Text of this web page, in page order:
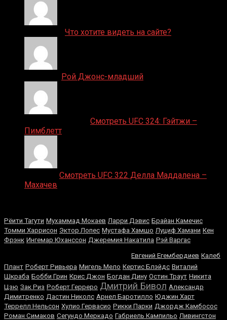
Что хотите видеть на сайте?
Рой Джонс-младший
Смотреть UFC 324: Гэйтжи –
Пимблетт
Смотреть UFC 322 Делла Маддалена –
Махачев
Рёити Тагути Мухаммад Мокаев Ларри Дэвис Брайан Камечис
Томми Харрисон Эктор Лопес Мустафа Хамшо Луциф Хамани Кен
Фрэнк Ингемар Юханссон Джеремия Накатила Рэй Варгас
Евгений Егембердиев Калеб
Плант Роберт Ривьера Мигель Мело Кертис Блэйдс Виталий
Шкраба Бобби Грин Крис Джон Богдан Дину Остин Траут Никита
Цзю Зак Риз Роберт Герреро Дмитрий Бивол Александр
Димитренко Дастин Николс Арнел Баротилло Юджин Харт
Террелл Нельсон Хулио Гервасио Рикки Парки Джордж Камбосос
Роман Симаков Сегундо Меркадо Габриель Кампильо Ливингстон